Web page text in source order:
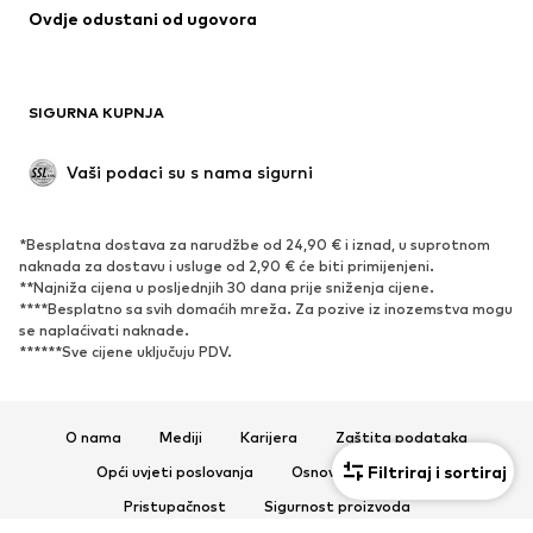
Filtriraj i sortiraj
Kaputi
Posebne prigode
Ekskluzivno
OBUĆA
Novo
Popularno
Tenisice
Sportska obuća
Balerinke
Papuče
Ovdje odustani od ugovora
SIGURNA KUPNJA
Vaši podaci su s nama sigurni
*Besplatna dostava za narudžbe od 24,90 € i iznad, u suprotnom
naknada za dostavu i usluge od 2,90 € će biti primijenjeni.
**Najniža cijena u posljednjih 30 dana prije sniženja cijene.
****Besplatno sa svih domaćih mreža. Za pozive iz inozemstva mogu
se naplaćivati ​​naknade.
******Sve cijene uključuju PDV.
O nama Mediji Karijera
Zaštita podataka
Opći uvjeti poslovanja
Osnovne informacije
Pristupačnost
Sigurnost proizvoda